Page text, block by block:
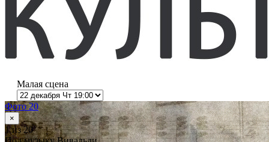
Малая сцена
Фото 20
×
1из 20